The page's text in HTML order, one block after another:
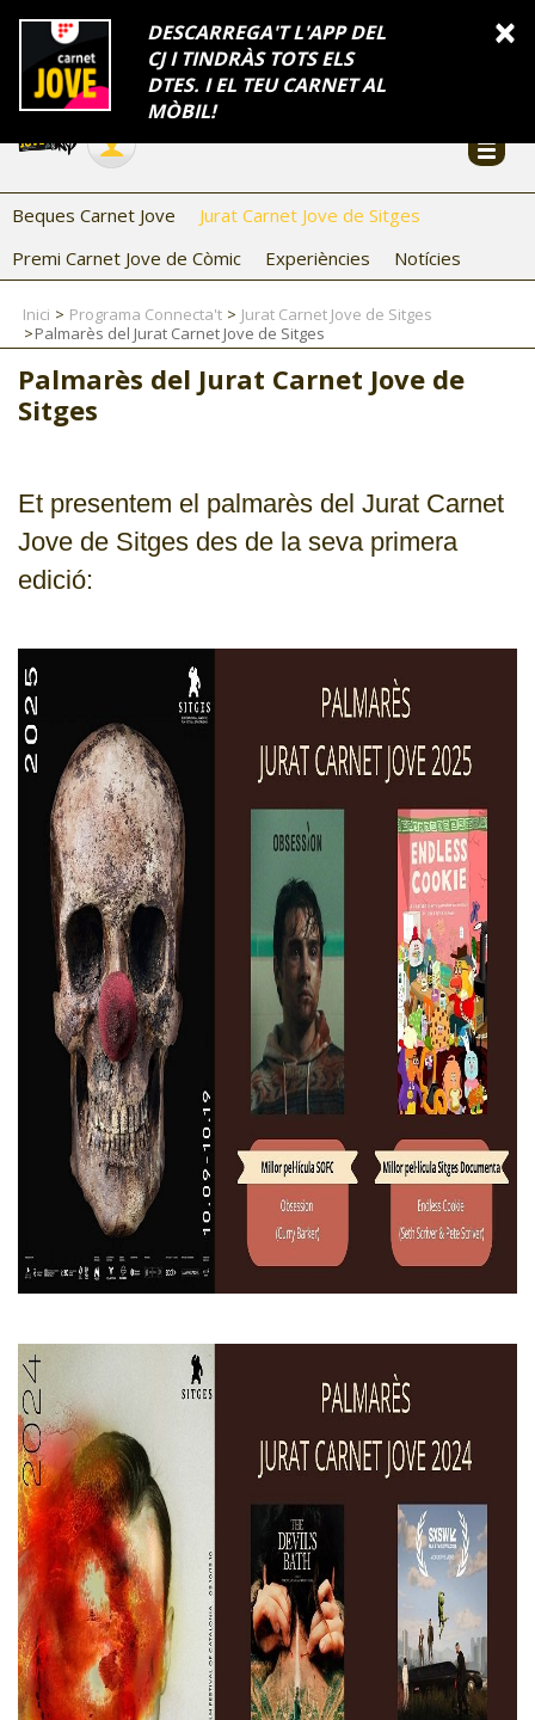
×
DESCARREGA'T L'APP DEL
CJ I TINDRÀS TOTS ELS
DTES. I EL TEU CARNET AL
MÒBIL!
Català
Temes
Serveis Generalitat Catalunya Seu electrònica
FES-TE EL CJ
COL·LABORADORS
CONTACTE
CJ ADOLESCENTS
CJ INTERNACIONAL
CJ LOCAL
Beques Carnet Jove
Jurat Carnet Jove de Sitges
Premi Carnet Jove de Còmic
Experiències Notícies
Inici Programa Connecta't
Jurat Carnet Jove de Sitges
Palmarès del Jurat Carnet Jove de Sitges
Palmarès del Jurat Carnet Jove de
Sitges
Et presentem el palmarès del Jurat Carnet
Jove de Sitges des de la seva primera
edició: